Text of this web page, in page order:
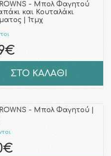
- Μπολ Φαγητού
και Κουταλάκι
| 1τμχ
ΣΤΟ ΚΑΛΑΘΙ
- Μπολ Φαγητού |